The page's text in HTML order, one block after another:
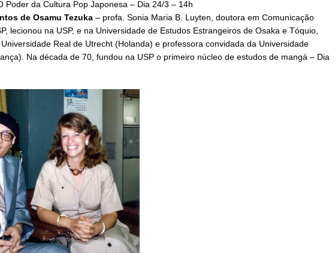
Poder da Cultura Pop Japonesa – Dia 24/3 – 14h
de Osamu Tezuka– profa. Sonia Maria B. Luyten, doutora em Comunicação
lecionou na USP, e na Universidade de Estudos Estrangeiros de Osaka e Tóquio,
Real de Utrecht (Holanda) e professora convidada da Universidade
Na década de 70, fundou na USP o primeiro núcleo de estudos de mangá – Dia